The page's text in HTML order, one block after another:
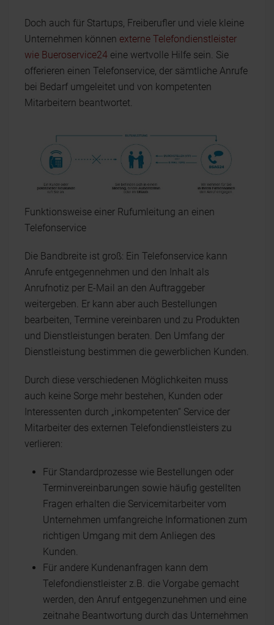
Doch auch für Startups, Freiberufler und viele kleine
Unternehmen können externe Telefondienstleister
wie Bueroservice24 eine wertvolle Hilfe sein. Sie
offerieren einen Telefonservice, der sämtliche Anrufe
bei Bedarf umgeleitet und von kompetenten
Mitarbeitern beantwortet.
Funktionsweise einer Rufumleitung an einen
Telefonservice
Die Bandbreite ist groß: Ein Telefonservice kann
Anrufe entgegennehmen und den Inhalt als
Anrufnotiz per E-Mail an den Auftraggeber
weitergeben. Er kann aber auch Bestellungen
bearbeiten, Termine vereinbaren und zu Produkten
und Dienstleistungen beraten. Den Umfang der
Dienstleistung bestimmen die gewerblichen Kunden.
Durch diese verschiedenen Möglichkeiten muss
auch keine Sorge mehr bestehen, Kunden oder
Interessenten durch „inkompetenten“ Service der
Mitarbeiter des externen Telefondienstleisters zu
verlieren:
Für Standardprozesse wie Bestellungen oder
Terminvereinbarungen sowie häufig gestellten
Fragen erhalten die Servicemitarbeiter vom
Unternehmen umfangreiche Informationen zum
richtigen Umgang mit dem Anliegen des
Kunden.
Für andere Kundenanfragen kann dem
Telefondienstleister z.B. die Vorgabe gemacht
werden, den Anruf entgegenzunehmen und eine
zeitnahe Beantwortung durch das Unternehmen